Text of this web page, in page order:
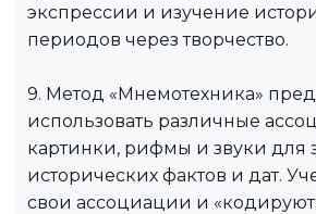
экспрессии и изучение
периодов через творчество.
9. Метод «Мнемотехника»
использовать различные
картинки, рифмы и звуки для
исторических фактов и дат.
свои ассоциации и